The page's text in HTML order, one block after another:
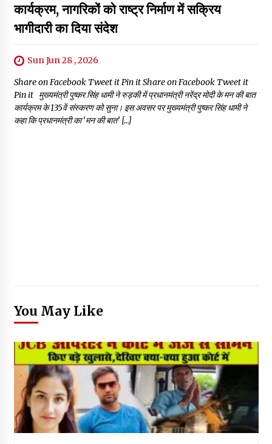
कार्यक्रम, नागरिकों को राष्ट्र निर्माण में सक्रिय
भागीदारी का दिया संदेश
Sun Jun 28 , 2026
Share on Facebook Tweet it Pin it Share on Facebook Tweet it
Pin it मुख्यमंत्री पुष्कर सिंह धामी ने रुड़की में प्रधानमंत्री नरेंद्र मोदी के मन की बात
कार्यक्रम के 135वें संस्करण को सुना। इस अवसर पर मुख्यमंत्री पुष्कर सिंह धामी ने
कहा कि प्रधानमंत्री का ‘मन की बात’ […]
You May Like